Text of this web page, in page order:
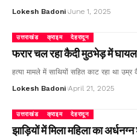
Lokesh Badoni June 1, 2025
उत्तराखंड क्राइम देहरादून
फरार चल रहा कैदी मुठभेड़ में घायल
हत्या मामले में साथियों सहित काट रहा था
Lokesh Badoni April 21, 2025
उत्तराखंड क्राइम देहरादून
झाड़ियों में मिला महिला का